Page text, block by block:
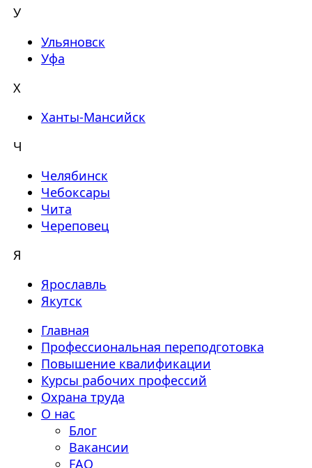
У
Ульяновск
Уфа
Х
Ханты-Мансийск
Ч
Челябинск
Чебоксары
Чита
Череповец
Я
Ярославль
Якутск
Главная
Профессиональная переподготовка
Повышение квалификации
Курсы рабочих профессий
Охрана труда
О нас
Блог
Вакансии
FAQ